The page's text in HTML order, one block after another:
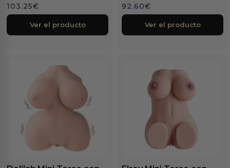
103.25€
Ver el producto
92.60€
Ver el producto